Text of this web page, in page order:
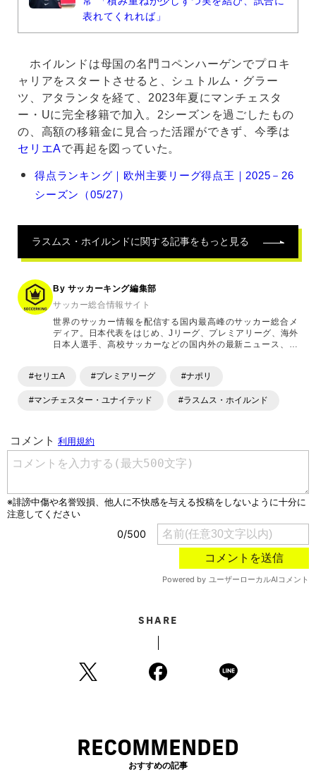
表れてくれれば」
ホイルンドは母国の名門コペンハーゲンでプロキ
ャリアをスタートさせると、シュトルム・グラー
ツ、アタランタを経て、2023年夏にマンチェスタ
ー・Uに完全移籍で加入。2シーズンを過ごしたもの
の、高額の移籍金に見合った活躍ができず、今季は
セリエAで再起を図っていた。
ラ
ホ
ル
ド
の
関
得点ランキング｜欧州主要リーグ得点王｜2025－26
シーズン（05/27）
ラスムス・ホイルンドに関する記事をもっと見る
By サッカーキング編集部
サッカー総合情報サイト
世界のサッカー情報を配信する国内最高峰のサッカー総合メ
ディア。日本代表をはじめ、Jリーグ、プレミアリーグ、海外
日本人選手、高校サッカーなどの国内外の最新ニュース、コ
ます。「X」「Instagram」「YouTube」「TikTok」など、
#セリエA #プレミアリーグ #ナポリ
#マンチェスター・ユナイテッド #ラスムス・ホイルンド
SHARE
RECOMMENDED
おすすめの記事